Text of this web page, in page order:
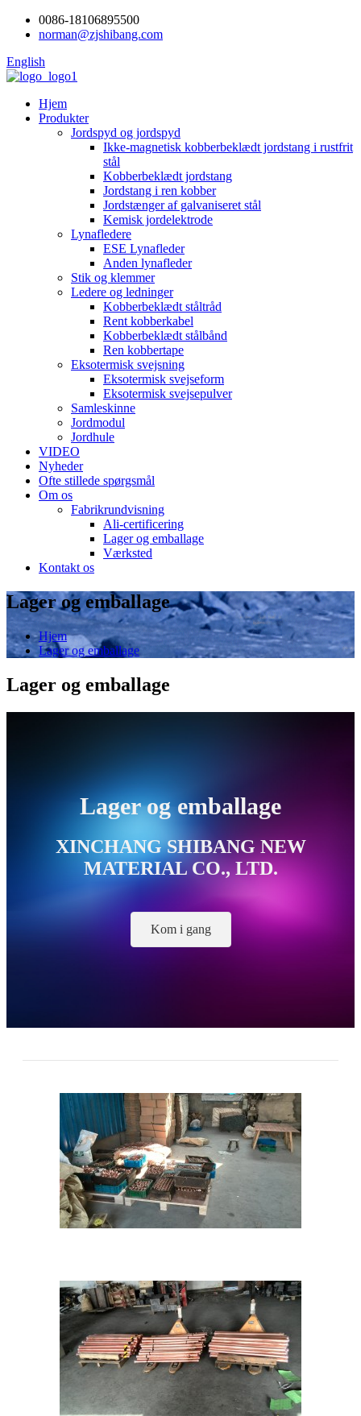
0086-18106895500
norman@zjshibang.com
English
Hjem
Produkter
Jordspyd og jordspyd
Ikke-magnetisk kobberbeklædt jordstang i rustfrit
stål
Kobberbeklædt jordstang
Jordstang i ren kobber
Jordstænger af galvaniseret stål
Kemisk jordelektrode
Lynafledere
ESE Lynafleder
Anden lynafleder
Stik og klemmer
Ledere og ledninger
Kobberbeklædt ståltråd
Rent kobberkabel
Kobberbeklædt stålbånd
Ren kobbertape
Eksotermisk svejsning
Eksotermisk svejseform
Eksotermisk svejsepulver
Samleskinne
Jordmodul
Jordhule
VIDEO
Nyheder
Ofte stillede spørgsmål
Om os
Fabrikrundvisning
Ali-certificering
Lager og emballage
Værksted
Kontakt os
Lager og emballage
Hjem
Lager og emballage
Lager og emballage
Lager og emballage
XINCHANG SHIBANG NEW
MATERIAL CO., LTD.
Kom i gang